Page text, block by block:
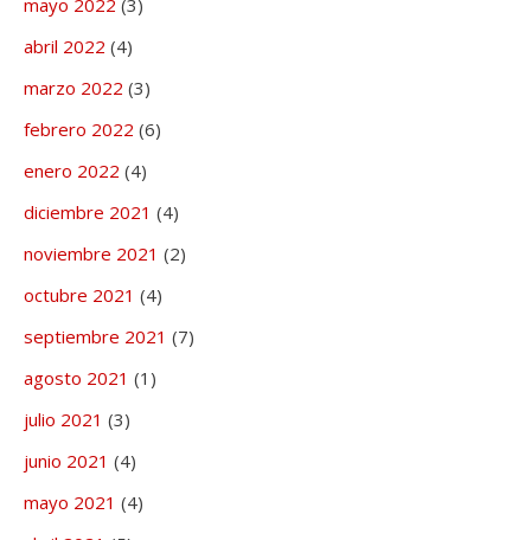
mayo 2022 (3)
abril 2022 (4)
marzo 2022 (3)
febrero 2022 (6)
enero 2022 (4)
diciembre 2021 (4)
noviembre 2021 (2)
octubre 2021 (4)
septiembre 2021 (7)
agosto 2021 (1)
julio 2021 (3)
junio 2021 (4)
mayo 2021 (4)